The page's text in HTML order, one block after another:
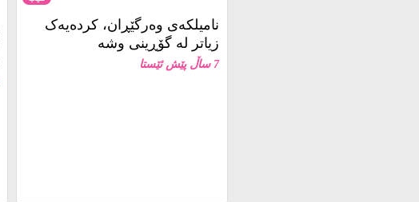
نامیلكه‌ی وەرگێڕان، کردەیەک
زیاتر لە گۆڕینی وشە
7 ساڵ پێش ئێستا